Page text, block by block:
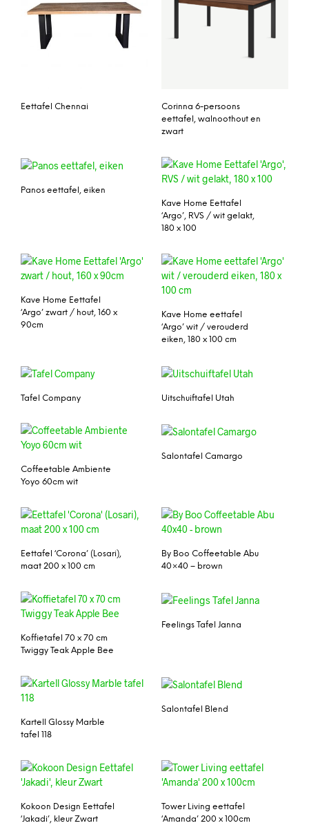
Eettafel Chennai
Corinna 6-persoons
eettafel, walnoothout en
zwart
Panos eettafel, eiken
Kave Home Eettafel
‘Argo’, RVS / wit gelakt,
180 x 100
Kave Home Eettafel
‘Argo’ zwart / hout, 160 x
90cm
Kave Home eettafel
‘Argo’ wit / verouderd
eiken, 180 x 100 cm
Tafel Company Uitschuiftafel Utah
Coffeetable Ambiente
Yoyo 60cm wit
Salontafel Camargo
Eettafel ‘Corona’ (Losari),
maat 200 x 100 cm
By Boo Coffeetable Abu
40×40 – brown
Koffietafel 70 x 70 cm
Twiggy Teak Apple Bee
Feelings Tafel Janna
Kartell Glossy Marble
tafel 118
Salontafel Blend
Kokoon Design Eettafel
‘Jakadi’, kleur Zwart
Tower Living eettafel
‘Amanda’ 200 x 100cm